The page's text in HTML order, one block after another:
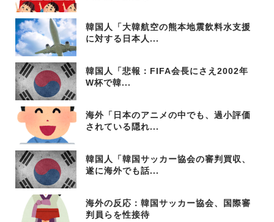
韓国人「大韓航空の熊本地震飲料水支援
に対する日本人...
韓国人「悲報：FIFA会長にさえ2002年
W杯で韓...
海外「日本のアニメの中でも、過小評価
されている隠れ...
韓国人「韓国サッカー協会の審判買収、
遂に海外でも話...
海外の反応：韓国サッカー協会、国際審
判員らを性接待